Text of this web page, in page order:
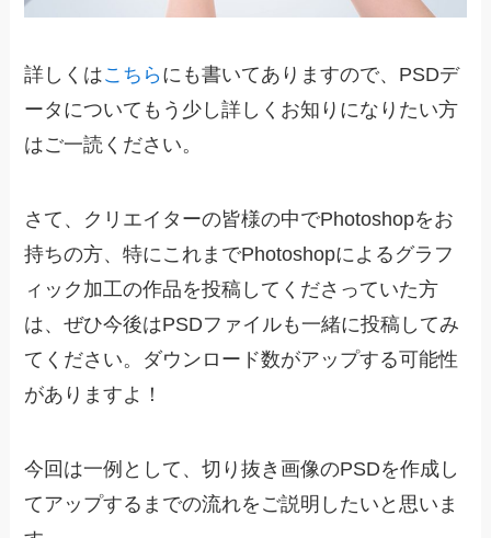
詳しくはこちら にも書いてありますので、PSDデ
ータについてもう少し詳しくお知りになりたい方
はご一読ください。
さて、クリエイターの皆様の中でPhotoshopをお
持ちの方、特にこれまでPhotoshopによるグラフ
ィック加工の作品を投稿してくださっていた方
は、ぜひ今後はPSDファイルも一緒に投稿してみ
てください。ダウンロード数がアップする可能性
がありますよ！
今回は一例として、切り抜き画像のPSDを作成し
てアップするまでの流れをご説明したいと思いま